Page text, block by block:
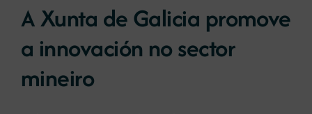
A Xunta de Galicia promove
a innovación no sector
mineiro